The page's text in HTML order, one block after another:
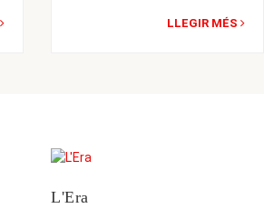
LLEGIR MÉS
L'Era